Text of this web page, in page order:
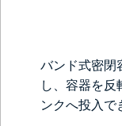
バンド式密閉
し、容器を反
ンクへ投入で